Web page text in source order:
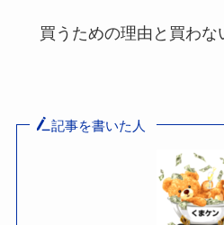
買うための理由と買わな
記事を書いた人